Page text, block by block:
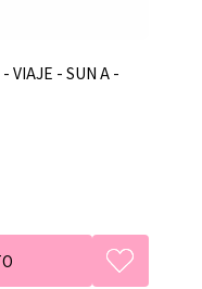
VIAJE - SUN A -